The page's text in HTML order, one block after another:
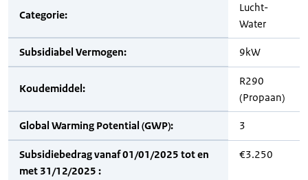
Categorie:
Lucht-
Water
Subsidiabel Vermogen: 9kW
Koudemiddel:
R290
(Propaan)
Global Warming Potential (GWP): 3
Subsidiebedrag vanaf 01/01/2025 tot en
met 31/12/2025 :
€3.250